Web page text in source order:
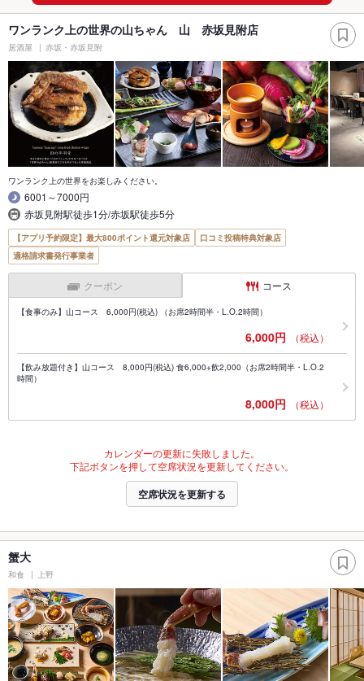
ワンランク上の世界の山ちゃん 山 赤坂見附店
居酒屋 赤坂・赤坂見附
ワンランク上の世界をお楽しみください。
6001～7000円
赤坂見附駅徒歩1分/赤坂駅徒歩5分
【アプリ予約限定】最大800ポイント還元対象店
口コミ投稿特典対象店
適格請求書発行事業者
クーポン コース
【食事のみ】山コース 6,000円(税込) （お席2時間半・L.O.2時間）
6,000円 （税込）
【飲み放題付き】山コース 8,000円(税込) 食6,000+飲2,000（お席2時間半・L.O.2
時間）
8,000円 （税込）
カレンダーの更新に失敗しました。
下記ボタンを押して空席状況を更新してください。
空席状況を更新する
蟹大
和食 上野